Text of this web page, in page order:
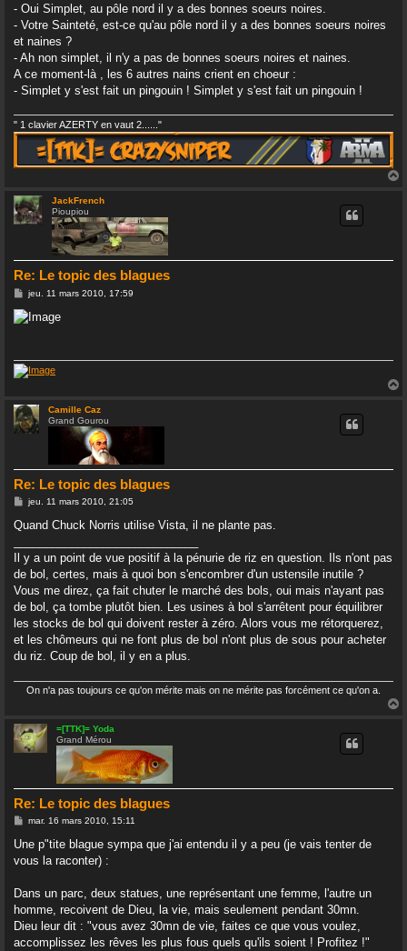
- Oui Simplet, au pôle nord il y a des bonnes soeurs noires.
- Votre Sainteté, est-ce qu'au pôle nord il y a des bonnes soeurs noires
et naines ?
- Ah non simplet, il n'y a pas de bonnes soeurs noires et naines.
A ce moment-là , les 6 autres nains crient en choeur :
- Simplet y s'est fait un pingouin ! Simplet y s'est fait un pingouin !
" 1 clavier AZERTY en vaut 2......"
JackFrench
Pioupiou
Re: Le topic des blagues
M
s
s
jeu. 11 mars 2010, 17:59
Camille Caz
Grand Gourou
Re: Le topic des blagues
M
s
g
e
jeu. 11 mars 2010, 21:05
Quand Chuck Norris utilise Vista, il ne plante pas.
Il y a un point de vue positif à la pénurie de riz en question. Ils n'ont pas
de bol, certes, mais à quoi bon s'encombrer d'un ustensile inutile ?
Vous me direz, ça fait chuter le marché des bols, oui mais n'ayant pas
de bol, ça tombe plutôt bien. Les usines à bol s'arrêtent pour équilibrer
les stocks de bol qui doivent rester à zéro. Alors vous me rétorquerez,
et les chômeurs qui ne font plus de bol n'ont plus de sous pour acheter
du riz. Coup de bol, il y en a plus.
On n'a pas toujours ce qu'on mérite mais on ne mérite pas forcément ce qu'on a.
=[TTK]= Yoda
Grand Mérou
Re: Le topic des blagues
M
s
a
mar. 16 mars 2010, 15:11
Une p"tite blague sympa que j'ai entendu il y a peu (je vais tenter de
vous la raconter) :
Dans un parc, deux statues, une représentant une femme, l'autre un
homme, recoivent de Dieu, la vie, mais seulement pendant 30mn.
Dieu leur dit : "vous avez 30mn de vie, faites ce que vous voulez,
accomplissez les rêves les plus fous quels qu'ils soient ! Profitez !"